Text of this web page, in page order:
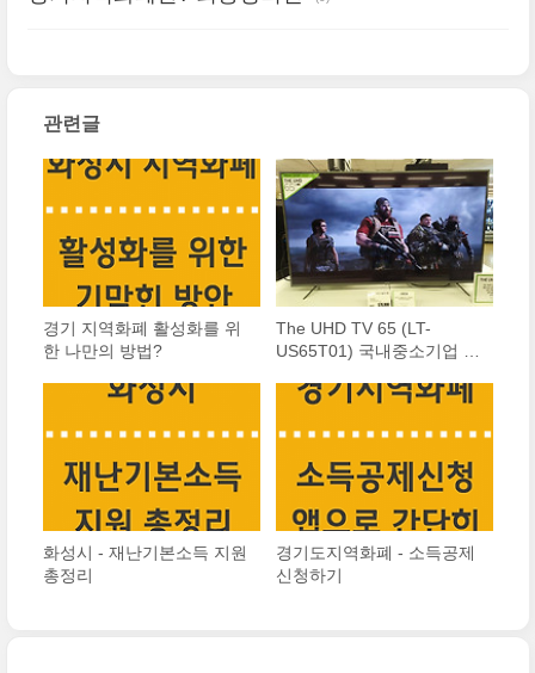
관련글
경기 지역화폐 활성화를 위
한 나만의 방법?
The UHD TV 65 (LT-
US65T01) 국내중소기업 대
화성시 - 재난기본소득 지원
총정리
경기도지역화폐 - 소득공제
신청하기